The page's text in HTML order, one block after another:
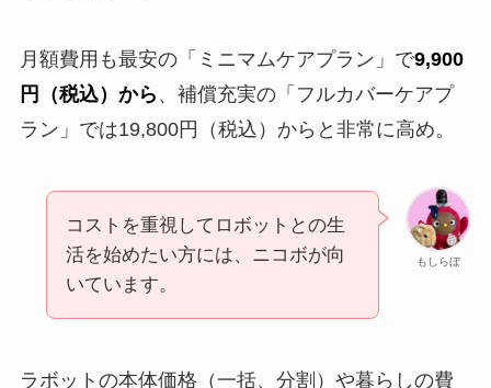
月額費用も最安の「ミニマムケアプラン」で9,900
円（税込）から 、補償充実の「フルカバーケアプ
ラン」では19,800円（税込）からと非常に高め。
もしらぼ
コストを重視してロボットとの生
活を始めたい方には、ニコボが向
いています。
ラボットの本体価格（一括、分割）や暮らしの費